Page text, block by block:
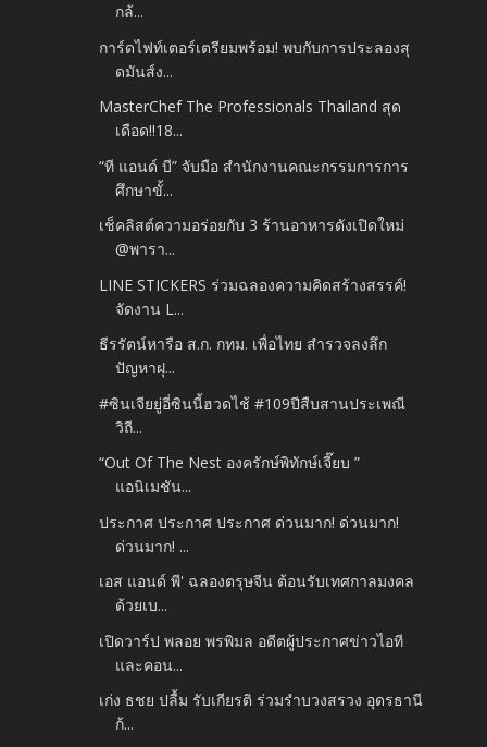
กล้...
การ์ดไฟท์เตอร์เตรียมพร้อม! พบกับการประลองสุ
ดมันส์ง...
MasterChef The Professionals Thailand สุด
เดือด!!18...
“ที แอนด์ บี” จับมือ สำนักงานคณะกรรมการการ
ศึกษาขั้...
เช็คลิสต์ความอร่อยกับ 3 ร้านอาหารดังเปิดใหม่
@พารา...
LINE STICKERS ร่วมฉลองความคิดสร้างสรรค์!
จัดงาน L...
ธีรรัตน์หารือ ส.ก. กทม. เพื่อไทย สำรวจลงลึก
ปัญหาฝุ...
#ซินเจียยู่อี่ซินนี้ฮวดไช้ #109ปีสืบสานประเพณี
วิถี...
“Out Of The Nest องครักษ์พิทักษ์เจี๊ยบ ”
แอนิเมชัน...
ประกาศ ประกาศ ประกาศ ด่วนมาก! ด่วนมาก!
ด่วนมาก! ...
เอส แอนด์ พี' ฉลองตรุษจีน ต้อนรับเทศกาลมงคล
ด้วยเบ...
เปิดวาร์ป พลอย พรพิมล อดีตผู้ประกาศข่าวไอที
และคอน...
เก่ง ธชย ปลื้ม รับเกียรติ ร่วมรำบวงสรวง อุดรธานี
ก้...